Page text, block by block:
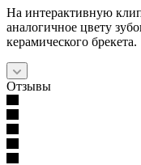
На интерактивную
аналогичное цвету
керамического брекета.
Отзывы